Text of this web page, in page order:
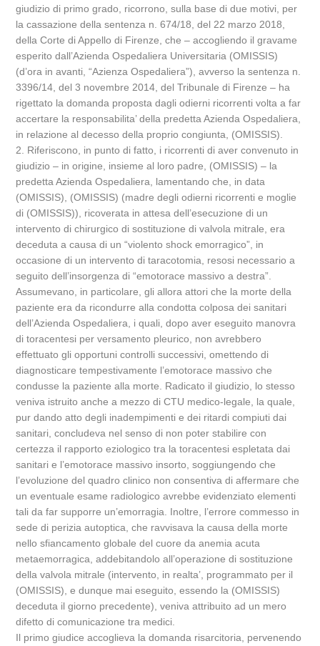
giudizio di primo grado, ricorrono, sulla base di due motivi, per
la cassazione della sentenza n. 674/18, del 22 marzo 2018,
della Corte di Appello di Firenze, che – accogliendo il gravame
esperito dall’Azienda Ospedaliera Universitaria (OMISSIS)
(d’ora in avanti, “Azienza Ospedaliera”), avverso la sentenza n.
3396/14, del 3 novembre 2014, del Tribunale di Firenze – ha
rigettato la domanda proposta dagli odierni ricorrenti volta a far
accertare la responsabilita’ della predetta Azienda Ospedaliera,
in relazione al decesso della proprio congiunta, (OMISSIS).
2. Riferiscono, in punto di fatto, i ricorrenti di aver convenuto in
giudizio – in origine, insieme al loro padre, (OMISSIS) – la
predetta Azienda Ospedaliera, lamentando che, in data
(OMISSIS), (OMISSIS) (madre degli odierni ricorrenti e moglie
di (OMISSIS)), ricoverata in attesa dell’esecuzione di un
intervento di chirurgico di sostituzione di valvola mitrale, era
deceduta a causa di un “violento shock emorragico”, in
occasione di un intervento di taracotomia, resosi necessario a
seguito dell’insorgenza di “emotorace massivo a destra”.
Assumevano, in particolare, gli allora attori che la morte della
paziente era da ricondurre alla condotta colposa dei sanitari
dell’Azienda Ospedaliera, i quali, dopo aver eseguito manovra
di toracentesi per versamento pleurico, non avrebbero
effettuato gli opportuni controlli successivi, omettendo di
diagnosticare tempestivamente l’emotorace massivo che
condusse la paziente alla morte. Radicato il giudizio, lo stesso
veniva istruito anche a mezzo di CTU medico-legale, la quale,
pur dando atto degli inadempimenti e dei ritardi compiuti dai
sanitari, concludeva nel senso di non poter stabilire con
certezza il rapporto eziologico tra la toracentesi espletata dai
sanitari e l’emotorace massivo insorto, soggiungendo che
l’evoluzione del quadro clinico non consentiva di affermare che
un eventuale esame radiologico avrebbe evidenziato elementi
tali da far supporre un’emorragia. Inoltre, l’errore commesso in
sede di perizia autoptica, che ravvisava la causa della morte
nello sfiancamento globale del cuore da anemia acuta
metaemorragica, addebitandolo all’operazione di sostituzione
della valvola mitrale (intervento, in realta’, programmato per il
(OMISSIS), e dunque mai eseguito, essendo la (OMISSIS)
deceduta il giorno precedente), veniva attribuito ad un mero
difetto di comunicazione tra medici.
Il primo giudice accoglieva la domanda risarcitoria, pervenendo